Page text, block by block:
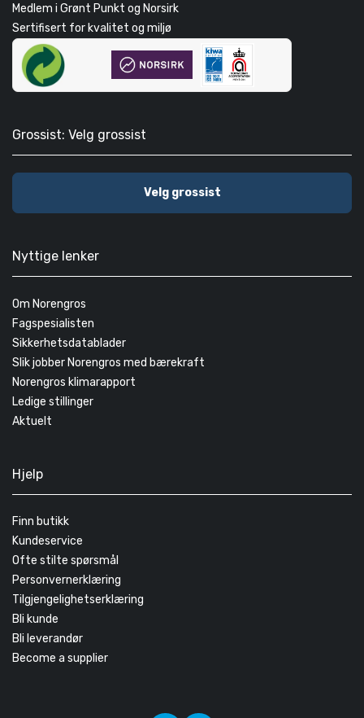
Medlem i Grønt Punkt og Norsirk
Sertifisert for kvalitet og miljø
Grossist: Velg grossist
Velg grossist
Nyttige lenker
Om Norengros
Fagspesialisten
Sikkerhetsdatablader
Slik jobber Norengros med bærekraft
Norengros klimarapport
Ledige stillinger
Aktuelt
Hjelp
Finn butikk
Kundeservice
Ofte stilte spørsmål
Personvernerklæring
Tilgjengelighetserklæring
Bli kunde
Bli leverandør
Become a supplier